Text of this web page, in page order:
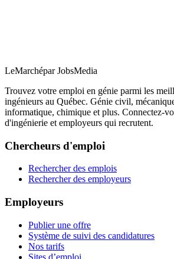
LeMarchépar JobsMedia
Trouvez votre emploi en génie parmi les
ingénieurs au Québec. Génie civil,
informatique, chimique et plus. Connectez-
d'ingénierie et employeurs qui recrutent.
Chercheurs d'emploi
Rechercher des emplois
Rechercher des employeurs
Employeurs
Publier une offre
Système de suivi des candidatures
Nos tarifs
Sites d’emploi